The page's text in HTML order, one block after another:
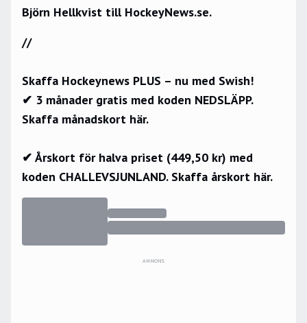
Björn Hellkvist till HockeyNews.se.
//
Skaffa Hockeynews PLUS – nu med Swish!
✔ 3 månader gratis med koden NEDSLÄPP.
Skaffa månadskort här.
✔ Årskort för halva priset (449,50 kr) med
koden CHALLEVSJUNLAND. Skaffa årskort här.
ANNONS